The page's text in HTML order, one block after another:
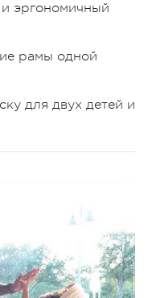
эргономичный
рамы одной
для двух детей и